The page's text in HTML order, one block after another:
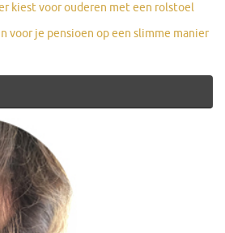
kiest voor ouderen met een rolstoel
voor je pensioen op een slimme manier